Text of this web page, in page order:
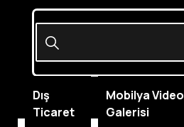
Dış
Ticaret
Mobilya Video
Galerisi